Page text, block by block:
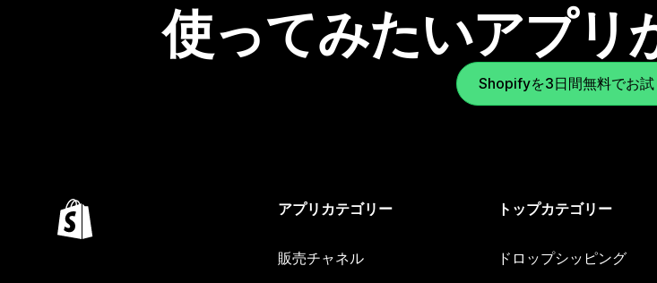
使ってみたいアプリ
Shopifyを3日間無料でお試
アプリカテゴリー
販売チャネル
トップカテゴリー
ドロップシッピング